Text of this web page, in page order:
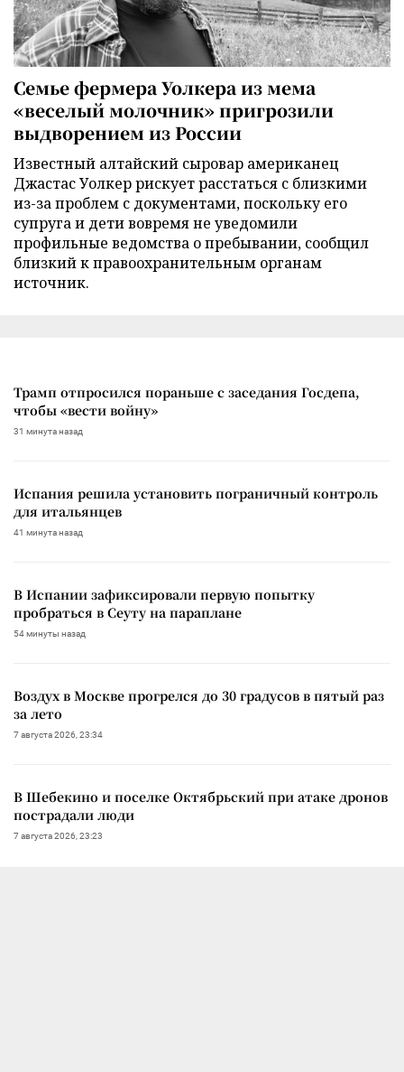
Семье фермера Уолкера из мема
«веселый молочник» пригрозили
выдворением из России
Известный алтайский сыровар американец
Джастас Уолкер рискует расстаться с близкими
из-за проблем с документами, поскольку его
супруга и дети вовремя не уведомили
профильные ведомства о пребывании, сообщил
близкий к правоохранительным органам
источник.
Трамп отпросился пораньше с заседания Госдепа,
чтобы «вести войну»
31 минута назад
Испания решила установить пограничный контроль
для итальянцев
41 минута назад
В Испании зафиксировали первую попытку
пробраться в Сеуту на параплане
54 минуты назад
Воздух в Москве прогрелся до 30 градусов в пятый раз
за лето
7 августа 2026, 23:34
В Шебекино и поселке Октябрьский при атаке дронов
пострадали люди
7 августа 2026, 23:23